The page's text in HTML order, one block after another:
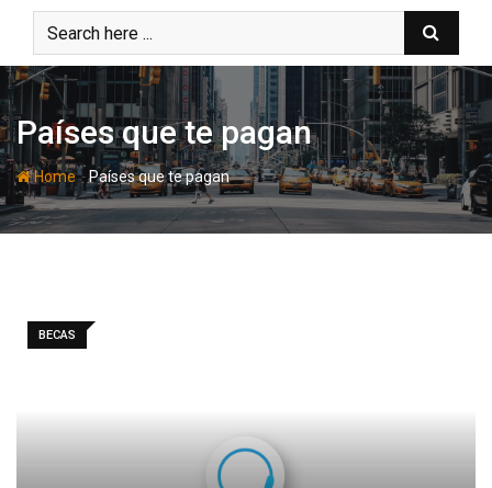
content
Países que te pagan
Home-Países que te pagan
BECAS